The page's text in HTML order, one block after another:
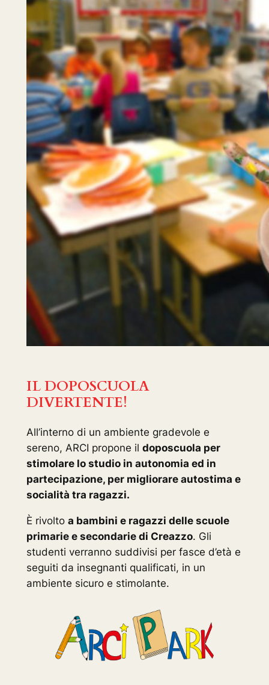
IL DOPOSCUOLA
DIVERTENTE!
All’interno di un ambiente gradevole e
sereno, ARCI propone il doposcuola per
stimolare lo studio in autonomia ed in
partecipazione, per migliorare autostima e
socialità tra ragazzi.
È rivolto a bambini e ragazzi delle scuole
primarie e secondarie di Creazzo. Gli
studenti verranno suddivisi per fasce d’età e
seguiti da insegnanti qualificati, in un
ambiente sicuro e stimolante.